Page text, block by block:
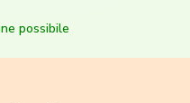
possibile